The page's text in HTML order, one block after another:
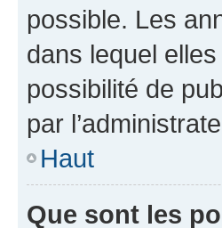
possible. Les
dans lequel
possibilité de
par
Haut
Que sont les